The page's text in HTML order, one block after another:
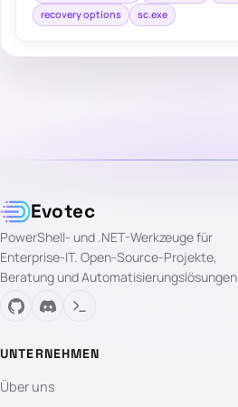
recovery options
sc.exe
Evotec
PowerShell- und .NET-Werkzeuge für
Enterprise-IT. Open-Source-Projekte,
Beratung und Automatisierungslösungen.
UNTERNEHMEN
Über uns